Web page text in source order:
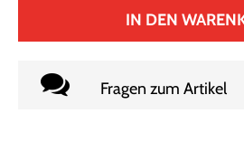
IN DEN
Fragen zum Artikel